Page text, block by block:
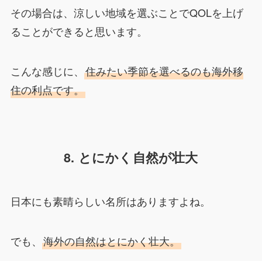
その場合は、涼しい地域を選ぶことでQOLを上げ
ることができると思います。
こんな感じに、 住みたい季節を選べるのも海外移
住の利点です。
8. とにかく自然が壮大
日本にも素晴らしい名所はありますよね。
でも、 海外の自然はとにかく壮大。